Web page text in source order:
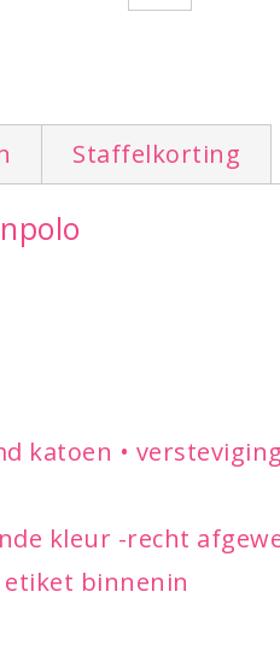
S - M - L - XL -
Ook leverbaar in dames
Terug naar het
Staffelkorting
katoen •
kleur -recht
binnenin